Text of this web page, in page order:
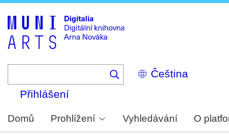
Select
your
Přihlášení
Domů Prohlížení Vyhledávání O